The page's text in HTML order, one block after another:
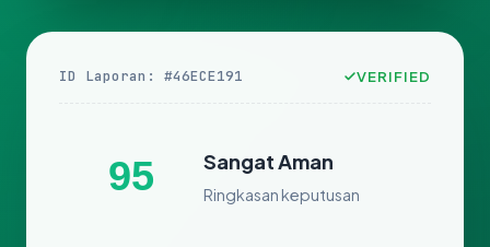
ID Laporan: #46ECE191 VERIFIED
95 Sangat Aman
Ringkasan keputusan